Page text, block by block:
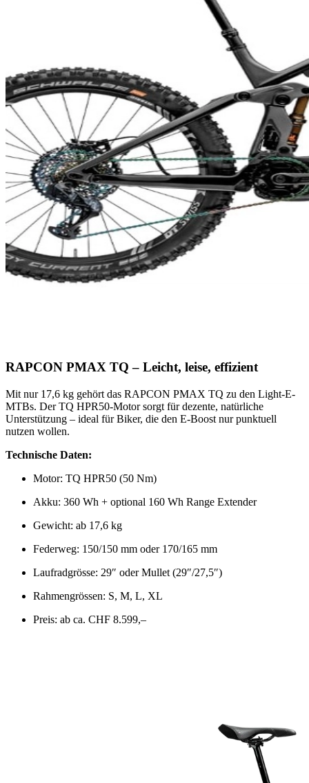
RAPCON PMAX TQ – Leicht, leise, effizient
Mit nur 17,6 kg gehört das RAPCON PMAX TQ zu den Light-E-
MTBs. Der TQ HPR50-Motor sorgt für dezente, natürliche
Unterstützung – ideal für Biker, die den E-Boost nur punktuell
nutzen wollen.
Technische Daten:
Motor: TQ HPR50 (50 Nm)
Akku: 360 Wh + optional 160 Wh Range Extender
Gewicht: ab 17,6 kg
Federweg: 150/150 mm oder 170/165 mm
Laufradgrösse: 29″ oder Mullet (29″/27,5″)
Rahmengrössen: S, M, L, XL
Preis: ab ca. CHF 8.599,–